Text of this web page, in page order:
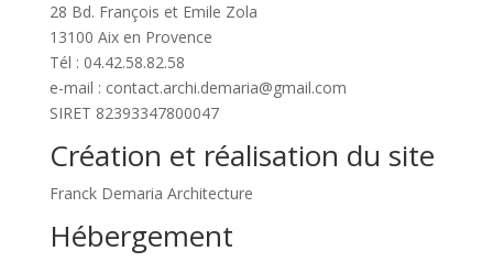
28 Bd. François et Emile Zola
13100 Aix en Provence
Tél : 04.42.58.82.58
e-mail : contact.archi.demaria@gmail.com
SIRET 82393347800047
Création et réalisation du site
Franck Demaria Architecture
Hébergement